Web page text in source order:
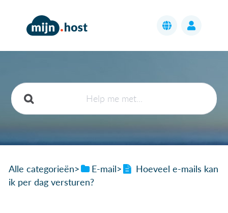
Alle categorieën​>​ ​E-mail​>​
Hoeveel e-mails kan
ik per dag versturen?